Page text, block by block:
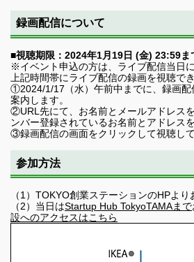
録画配信について
■視聴期限：2024年1月19日 (金) 23:59ま
※イベント申込の方は、ライブ配信当日
上記時間帯にライブ配信の録画を視聴でき
①2024/1/17（水）午前中までに、録画配
案内します。
②URL先にて、お名前とメールアドレス
ンバー登録されているお名前とアドレス
③録画配信の画面をクリックして視聴して
参加方法
（1）TOKYO創業ステーションのHPより
（2）当日はStartup Hub TokyoTAMAまで
設へのアクセスはこちら